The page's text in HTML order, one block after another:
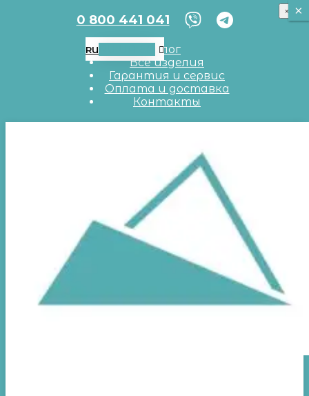
0 800 441 041
Блог
Все изделия
Гарантия и сервис
Оплата и доставка
Контакты
×
RU
×
×